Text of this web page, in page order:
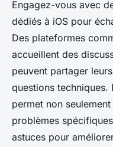
Engagez-vous avec
dédiés à iOS pour
Des plateformes
accueillent des
peuvent partager
questions techniques.
permet non
problèmes
astuces pour